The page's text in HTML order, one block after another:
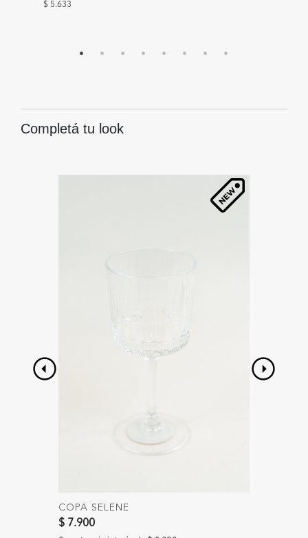
interés de $ 5.633
Completá tu look
COPA SELENE
$ 7.900